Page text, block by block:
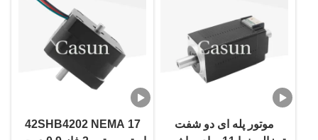
موتور پله ای دو شفت
42SHB4202 NEMA 17